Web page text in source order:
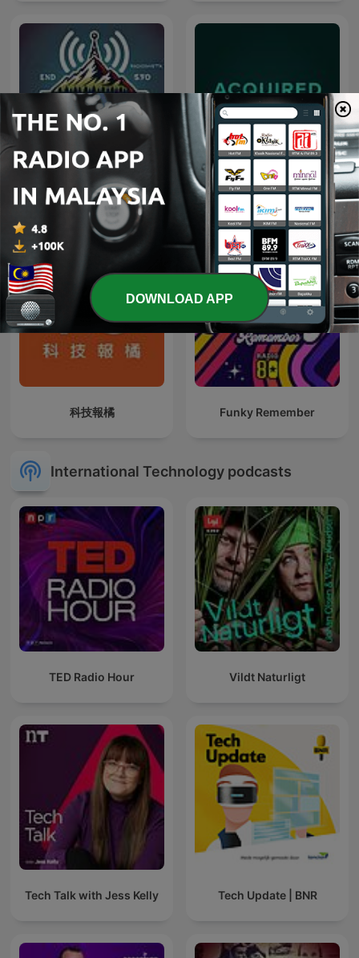
Radio@Radio Acquired
科技報橘 Funky Remember
International Technology podcasts
TED Radio Hour Vildt Naturligt
Tech Talk with Jess Kelly Tech Update | BNR
DOWNLOAD APP